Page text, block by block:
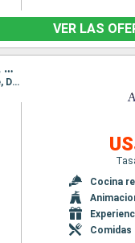
VER LAS
PAISES BAJOS, NORUEGA, ALEMANIA, POLONIA, LITUANIA, LETONIA, DINAMARCA, REINO UNIDO
Itinerario : Dover, Rotterdam, Oslo, Arhus, Kiel, Warnemunde, Bornholm, Gdynia, Klaipeda, Riga, Copenhague, Dover
Cocina
Comidas